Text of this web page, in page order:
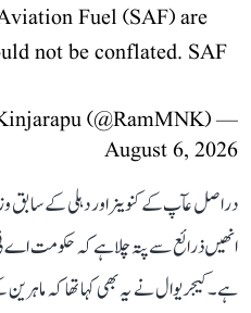
Fuel (SAF) are
not be conflated. SAF
— Ram Mohan Naidu Kinjarapu (@RamMNK)
August 6, 2026
دراصل عآپ کے کنوینر اور دہلی کے سابق
انھیں ذرائع سے پتہ چلا ہے کہ حکومت اے
ہے۔ کیجریوال نے یہ بھی کہا تھا کہ